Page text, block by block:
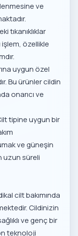
ve
tıkanıklıklar
özellikle
uygun özel
Bu ürünler cildin
onarıcı ve
tipine uygun bir
ve güneşin
uzun süreli
cilt bakımında
Cildinizin
ve genç bir
teknoloji